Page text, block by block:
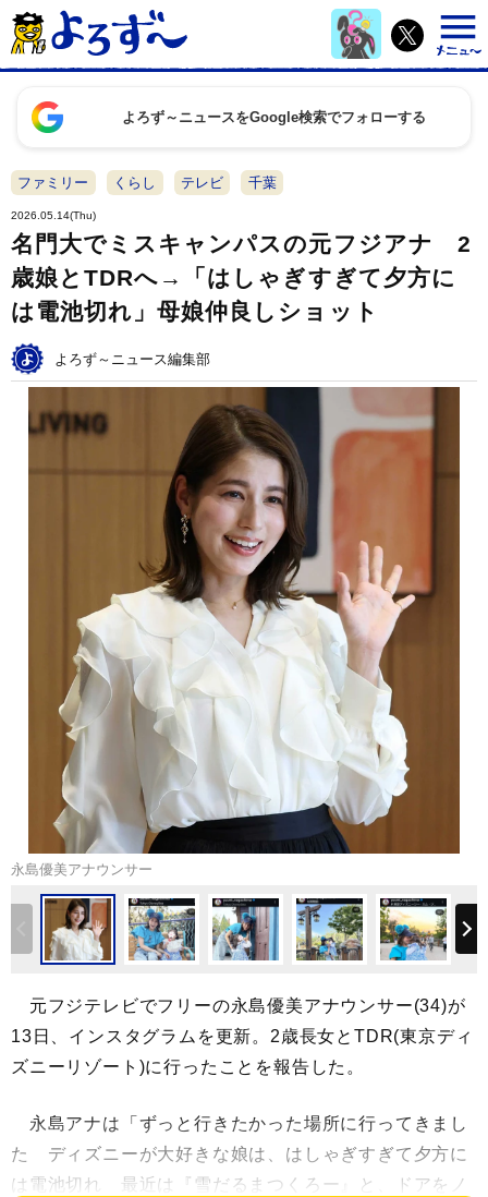
よろず～ニュースをGoogle検索でフォローする
ファミリー くらし テレビ 千葉
2026.05.14(Thu)
名門大でミスキャンパスの元フジアナ 2
歳娘とTDRへ→「はしゃぎすぎて夕方に
は電池切れ」母娘仲良しショット
よろず～ニュース編集部
永島優美アナウンサー
元フジテレビでフリーの永島優美アナウンサー(34)が
13日、インスタグラムを更新。2歳長女とTDR(東京ディ
ズニーリゾート)に行ったことを報告した。
永島アナは「ずっと行きたかった場所に行ってきまし
た ディズニーが大好きな娘は、はしゃぎすぎて夕方に
は電池切れ 最近は『雪だるまつくろー』と、ドアをノ